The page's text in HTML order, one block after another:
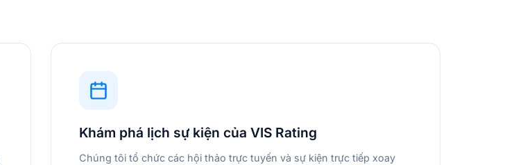
Khám phá lịch sự kiện của VIS Rating
Chúng tôi tổ chức các hội thảo trực tuyến và sự kiện trực tiếp xoay